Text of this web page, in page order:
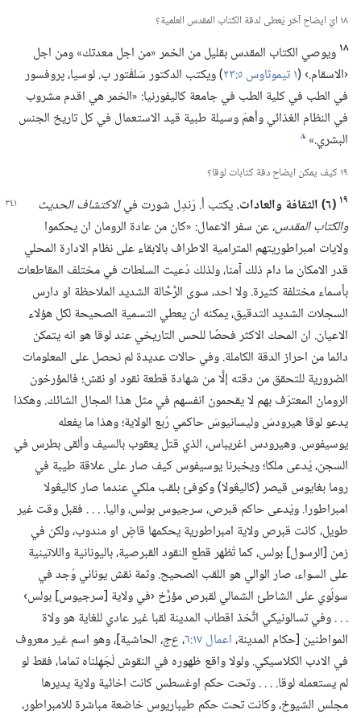
١٨ ايّ ايضاح آخر يُعطى لدقة الكتاب المقدس العلمية؟‏
١٨ ويوصي الكتاب المقدس بقليل من الخمر «من اجل معدتك» ومن اجل
‹الاسقام.‏› (‏١ تيموثاوس ٥:‏٢٣
‏)‏ ويكتب الدكتور سَلڤَتور پ.‏ لوسيا،‏ پروفسور
في الطب في كلية الطب في جامعة كاليفورنيا:‏ «الخمر هي اقدم مشروب
في النظام الغذائي وأهمّ وسيلة طبية قيد الاستعمال في كل تاريخ الجنس
البشري.‏»‏ k
١٩ كيف يمكن ايضاح دقة كتابات لوقا؟‏
١٩ ‏(‏٦)‏ الثقافة والعادات.‏ يكتب أ.‏ رَندِل شورت فيالاكتشاف الحديث
والكتاب المقدس،‏عن سفر الاعمال:‏ «كان من عادة الرومان ان يحكموا
ولايات امبراطوريتهم المترامية الاطراف بالابقاء على نظام الادارة المحلي
قدر الامكان ما دام ذلك آمنا،‏ ولذلك دُعيت السلطات في مختلف المقاطعات
بأسماء مختلفة كثيرة.‏ ولا احد،‏ سوى الرَّحَّالة الشديد الملاحظة او دارس
السجلات الشديد التدقيق،‏ يمكنه ان يعطي التسمية الصحيحة لكل هؤلاء
الاعيان.‏ ان المحك الاكثر فحصًا للحس التاريخي عند لوقا هو انه يتمكن
دائما من احراز الدقة الكاملة.‏ وفي حالات عديدة لم نحصل على المعلومات
الضرورية للتحقق من دقته إلَّا من شهادة قطعة نقود او نقش؛‏ فالمؤرخون
الرومان المعترَف بهم لا يقحمون انفسهم في مثل هذا المجال الشائك.‏ وهكذا
يدعو لوقا هيرودسَ وليسانيوسَ حاكمي رُبع الولاية؛‏ وهذا ما يفعله
يوسيفوس.‏ وهيرودس اغريباس،‏ الذي قتل يعقوب بالسيف وألقى بطرس في
السجن،‏ يُدعى ملكا؛‏ ويخبرنا يوسيفوس كيف صار على علاقة طيبة في
روما بغايوس قيصر (‏كاليڠولا)‏ وكوفئ بلقب ملكي عندما صار كاليڠولا
امبراطورا.‏ ويُدعى حاكم قبرص،‏ سرجيوس بولس،‏ واليا.‏ .‏ .‏ .‏ فقبل وقت غير
طويل،‏ كانت قبرص ولاية امبراطورية يحكمها قاضٍ او مندوب،‏ ولكن في
زمن [الرسول] بولس،‏ كما تُظهر قطع النقود القبرصية،‏ باليونانية واللاتينية
على السواء،‏ صار الوالي هو اللقب الصحيح.‏ وثمة نقش يوناني وُجد في
سولُوي على الشاطئ الشمالي لقبرص مؤرَّخ ‹في ولاية [سرجيوس] بولس›
.‏ .‏ .‏ وفي تسالونيكي اتَّخذ اقطاب المدينة لقبا غير عادي للغاية هو ولاة
المواطنين [حكام المدينة،‏اعمال ١٧:‏٦ ‏،‏ع‌ج،‏الحاشية]،‏ وهو اسم غير معروف
في الادب الكلاسيكي.‏ ولولا واقع ظهوره في النقوش لَجَهِلناه تماما،‏ فقط لو
لم يستعمله لوقا.‏ .‏ .‏ .‏ وتحت حكم اوغسطس كانت اخائية ولاية يديرها
مجلس الشيوخ،‏ وكانت تحت حكم طيباريوس خاضعة مباشرة للامبراطور،‏